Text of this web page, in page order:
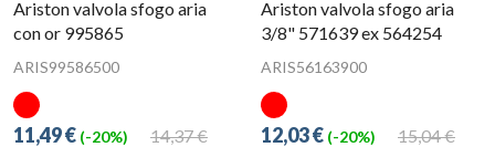
Ariston valvola sfogo aria
con or 995865
ARIS99586500
14,37 €
11,49 € (-20%)
Ariston valvola sfogo aria
3/8" 571639 ex 564254
ARIS56163900
15,04 €
12,03 € (-20%)